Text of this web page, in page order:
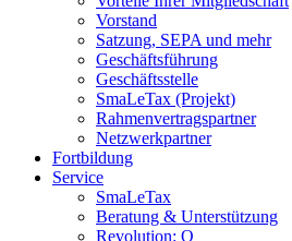
Vorstand
Satzung, SEPA und mehr
Geschäftsführung
Geschäftsstelle
SmaLeTax (Projekt)
Rahmenvertragspartner
Netzwerkpartner
Fortbildung
Service
SmaLeTax
Beratung & Unterstützung
Revolution: Q